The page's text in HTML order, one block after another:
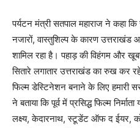
पर्यटन मंत्री सतपाल महाराज ने कहा
नजारों, वास्तुशिल्प के कारण
शामिल रहा है। पहाड़ की विहंगम और
सितारे लगातार उत्तराखंड का रुख कर
फिल्म डेस्टिनेशन बनाने के लिए हमारी
ने बताया कि पूर्व में प्रसिद्ध फिल्म
लक्ष्य, केदारनाथ, स्टूडेंट ऑफ द ईयर,